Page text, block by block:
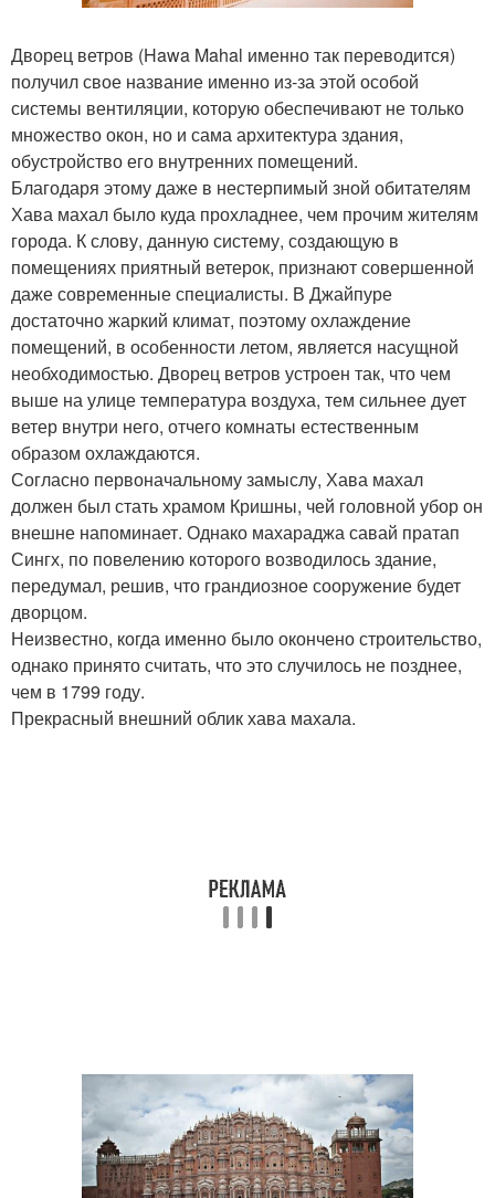
Дворец ветров (Hawa Mahal именно так переводится)
получил свое название именно из-за этой особой
системы вентиляции, которую обеспечивают не только
множество окон, но и сама архитектура здания,
обустройство его внутренних помещений.
Благодаря этому даже в нестерпимый зной обитателям
Хава махал было куда прохладнее, чем прочим жителям
города. К слову, данную систему, создающую в
помещениях приятный ветерок, признают совершенной
даже современные специалисты. В Джайпуре
достаточно жаркий климат, поэтому охлаждение
помещений, в особенности летом, является насущной
необходимостью. Дворец ветров устроен так, что чем
выше на улице температура воздуха, тем сильнее дует
ветер внутри него, отчего комнаты естественным
образом охлаждаются.
Согласно первоначальному замыслу, Хава махал
должен был стать храмом Кришны, чей головной убор он
внешне напоминает. Однако махараджа савай пратап
Сингх, по повелению которого возводилось здание,
передумал, решив, что грандиозное сооружение будет
дворцом.
Неизвестно, когда именно было окончено строительство,
однако принято считать, что это случилось не позднее,
чем в 1799 году.
Прекрасный внешний облик хава махала.